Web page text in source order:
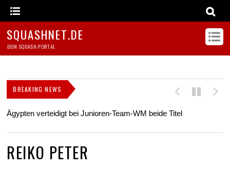
SQUASHNET.DE
DEIN SQUASH-PORTAL
BREAKING NEWS
Ägypten verteidigt bei Junioren-Team-WM beide Titel
REIKO PETER